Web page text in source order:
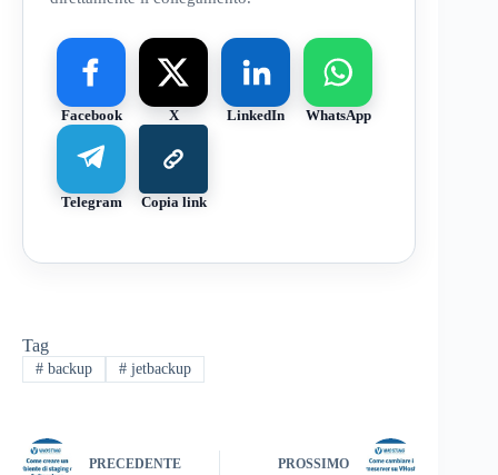
Facebook X LinkedIn WhatsApp
Telegram Copia link
Tag
#backup #jetbackup
PRECEDENTE PROSSIMO